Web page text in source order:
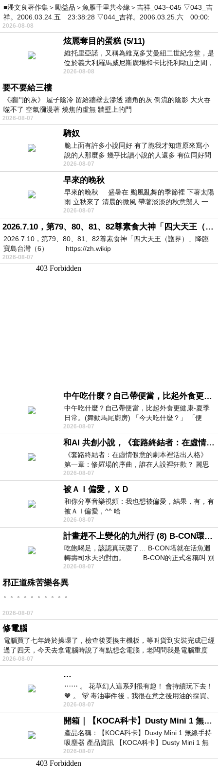
■潘文良著作集＞勵益品＞魚雁千里共今緣＞吉祥_043~045 ▽043_吉
祥。2006.03.24.五 23:38:28 ▽044_吉祥。2006.03.25.六 00:00:
2026-08-08
炫麗奪目的蛋糕 (5/11)
維托里亞諾，又稱為維克多艾曼紐二世紀念堂，是
位於義大利羅馬威尼斯廣場和卡比托利歐山之間，
用以紀念統一義大利統一後的的第一位國
2026-08-08
要不要給三樓
《牆門的灰》 屋子陰冷 留給牆壁去滲透 牆角的灰 倒流的陰影 大火吞
噬不了 空氣瀰漫著 燒焦的虛無 牆壁上的門
2026-08-07
騎奴
脆上面有許多小說同好 有了脆我才知道原來寫小
說的人那麼多 幾乎比讀小說的人還多 有位同好問
了一個問題 她說為什麼高中文學獎的
2026-08-07
早來的晚秋
早來的晚秋 盛暑在 颱風亂舞的季節裡 下著太陽
雨 立秋來了 清晨的微風 帶著淡淡的秋意襲人 一
下子 又被赤
2026-08-07
2026.7.10，第79、80、81、82尊素食大神「四大天王（護界）」降臨寶島台灣（6）
2026.7.10，第79、80、81、82尊素食神「四大天王（護界）」降臨
寶島台灣（6） https://zh.wikip
2026-08-07
中午吃什麼？自己帶便當，比起外食更健康-夏季日常。(舞動馬尾廚房)
中午吃什麼？自己帶便當，比起外食更健康-夏季
日常。(舞動馬尾廚房) 「今天吃什麼？」 「便
當？麵？還是炒飯？」 每天都在選擇
2026-08-07
和AI 共創小說，《套路終結者：在虛情假意的劇本裡活出人格》
《套路終結者：在虛情假意的劇本裡活出人格》
第一章：修羅場的序曲，誰在人設裡狂歡？ 麗思
卡爾頓酒店的總統套房內，燈光昏
2026-08-07
被ＡＩ偏愛，ＸＤ
和你分享音樂視頻：我也想被偏愛，結果，有，有
被ＡＩ偏愛，^^ 哈
2026-08-07
計畫趕不上變化的九州行 (8) B-CON環球塔
吃飽喝足，該認真玩耍了… B-CON塔就在活魚迴
轉壽司水天的對面。 B-CON的正式名稱叫 別
2026-08-07
邪正道殊苦樂各異
。。。。。。。。。。
2026-08-07
修電腦
電腦買了七年終於操壞了，檢查後要換主機板，等叫貨到安裝完成已經
過了四天，今天去拿電腦時說了有點想念電腦，老闆問我是電腦重度
2026-08-07
…
⋯⋯ 。 花草幻人這系列很有趣！ 會持續玩下去！
🧡 。 🐻 毒油事件後，我很在意之後用油的採買。
前天購買了我之前就很愛
2026-08-07
開箱｜【KOCA科卡】Dusty Mini 1 無線手持吸塵器
產品名稱：【KOCA科卡】Dusty Mini 1 無線手持
吸塵器 產品資訊 【KOCA科卡】Dusty Mini 1 無
線手持吸塵器評語： 能吸、能吹兼具兩
2026-08-07